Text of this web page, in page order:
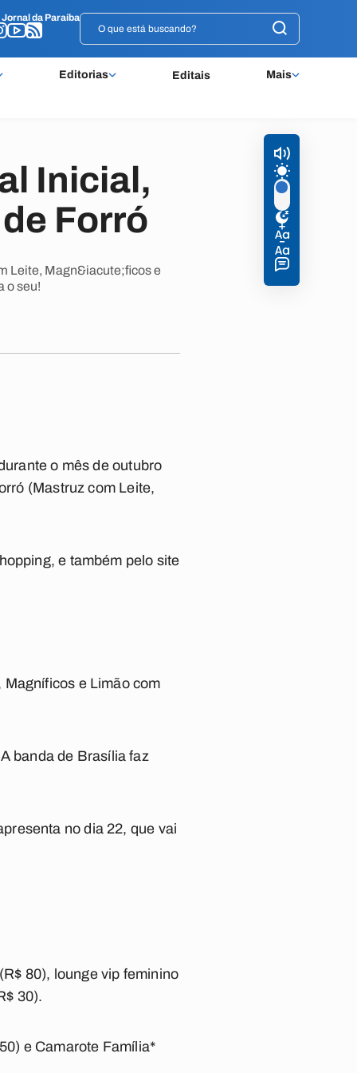
Jornal da Paraíba
Editorias Editais Mais
Jornal da Paraíba
Inicial,
Forró
Leite, Magn&iacute;ficos e
o seu!
o mês de outubro
(Mastruz com Leite,
e também pelo site
e Limão com
banda de Brasília faz
no dia 22, que vai
80), lounge vip feminino
30).
e Camarote Família*